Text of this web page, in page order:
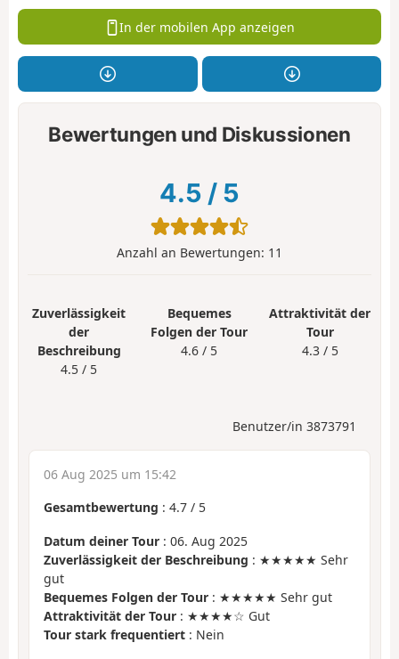
In der mobilen App anzeigen
Bewertungen und Diskussionen
4.5 / 5
Anzahl an Bewertungen: 11
Zuverlässigkeit
der
Beschreibung
4.5 / 5
Bequemes
Folgen der Tour
4.6 / 5
Attraktivität der
Tour
4.3 / 5
Benutzer/in 3873791
06 Aug 2025 um 15:42
Gesamtbewertung : 4.7 / 5
Datum deiner Tour : 06. Aug 2025
Zuverlässigkeit der Beschreibung : ★★★★★ Sehr
gut
Bequemes Folgen der Tour : ★★★★★ Sehr gut
Attraktivität der Tour : ★★★★☆ Gut
Tour stark frequentiert : Nein